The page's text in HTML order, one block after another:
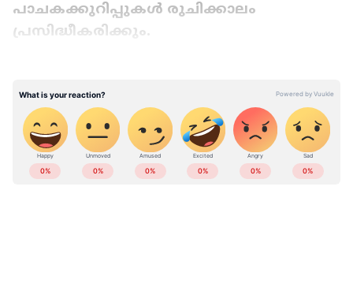
പാചകക്കുറിപ്പുകൾ രുചിക്കാലം
പ്രസിദ്ധീകരിക്കും.